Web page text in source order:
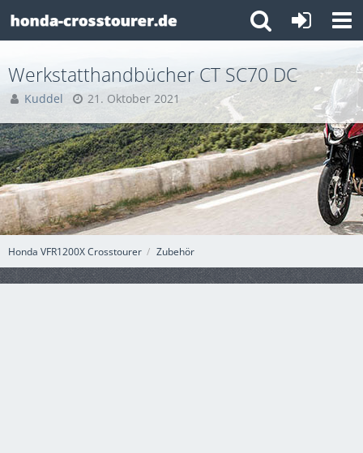
Honda VFR1200X Crosstourer Zubehör
Werkstatthandbücher CT SC70 DC
Kuddel 21. Oktober 2021